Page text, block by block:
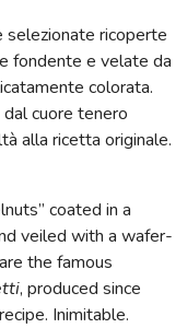
selezionate ricoperte
fondente e velate da
colorata.
dal cuore tenero
alla ricetta originale.
coated in a
veiled with a wafer-
the famous
, produced since
Inimitable.